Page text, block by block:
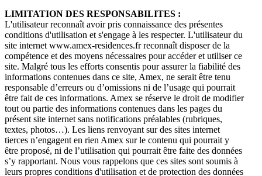
LIMITATION DES RESPONSABILITES :
L'utilisateur reconnaît avoir pris connaissance des présentes
conditions d'utilisation et s'engage à les respecter. L'utilisateur du
site internet www.amex-residences.fr reconnaît disposer de la
compétence et des moyens nécessaires pour accéder et utiliser ce
site. Malgré tous les efforts consentis pour assurer la fiabilité des
informations contenues dans ce site, Amex, ne serait être tenu
responsable d’erreurs ou d’omissions ni de l’usage qui pourrait
être fait de ces informations. Amex se réserve le droit de modifier
tout ou partie des informations contenues dans les pages du
présent site internet sans notifications préalables (rubriques,
textes, photos…). Les liens renvoyant sur des sites internet
tierces n’engagent en rien Amex sur le contenu qui pourrait y
être proposé, ni de l’utilisation qui pourrait être faite des données
s’y rapportant. Nous vous rappelons que ces sites sont soumis à
leurs propres conditions d'utilisation et de protection des données